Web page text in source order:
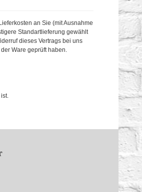
an Sie (mit Ausnahme
Standartlieferung gewählt
dieses Vertrags bei uns
Ware geprüft haben.